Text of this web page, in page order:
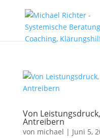
Von
Antreibern
von michael | Juni 5,